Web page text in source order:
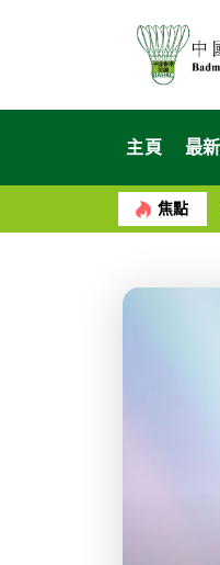
主頁 最
焦點